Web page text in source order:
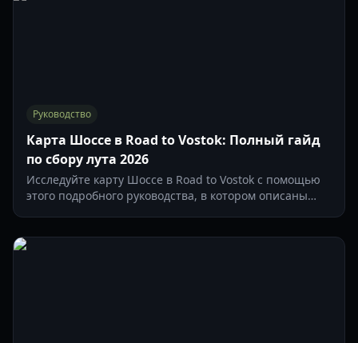
Руководство
Карта Шоссе в Road to Vostok: Полный гайд
по сбору лута 2026
Исследуйте карту Шоссе в Road to Vostok с помощью
этого подробного руководства, в котором описаны